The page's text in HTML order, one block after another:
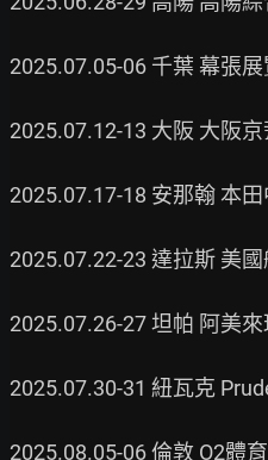
2025.07.05-06 千葉 幕張
2025.07.12-13 大阪 大阪
2025.07.17-18 安那翰 本
2025.07.22-23 達拉斯 美
2025.07.26-27 坦帕 阿美
2025.07.30-31 紐瓦克
2025.08.05-06 倫敦 O2體